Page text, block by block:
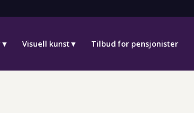
Visuell kunst Tilbud for pensjonister